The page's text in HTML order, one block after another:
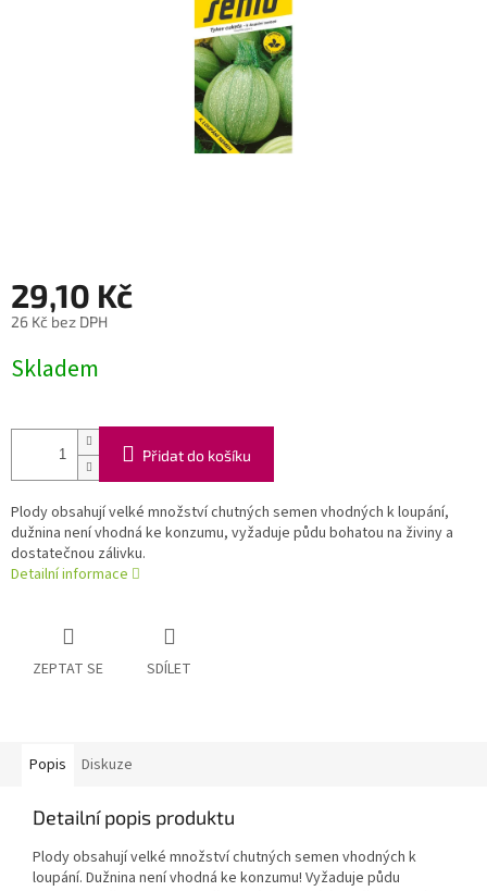
29,10 Kč
26 Kč bez DPH
cena:
Skladem
Přidat do košíku
Plody obsahují velké množství chutných semen vhodných k loupání,
dužnina není vhodná ke konzumu, vyžaduje půdu bohatou na živiny a
dostatečnou zálivku.
Detailní informace
ZEPTAT SE SDÍLET
Popis Diskuze
Detailní popis produktu
Plody obsahují velké množství chutných semen vhodných k
loupání. Dužnina není vhodná ke konzumu! Vyžaduje půdu